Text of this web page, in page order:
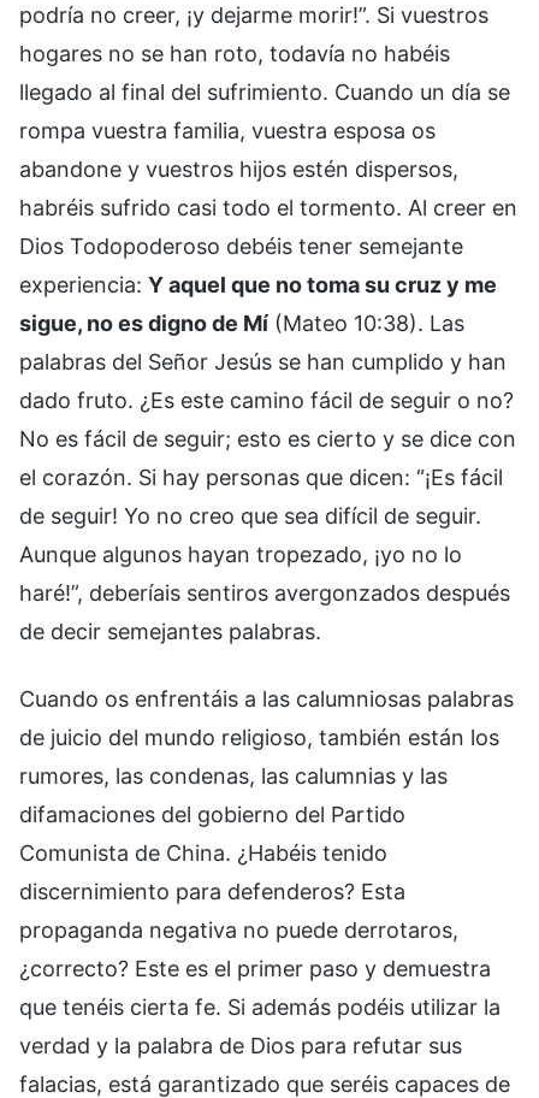
podría no creer, ¡y dejarme morir!”. Si vuestros
hogares no se han roto, todavía no habéis
llegado al final del sufrimiento. Cuando un día se
rompa vuestra familia, vuestra esposa os
abandone y vuestros hijos estén dispersos,
habréis sufrido casi todo el tormento. Al creer en
Dios Todopoderoso debéis tener semejante
experiencia: Y aquel que no toma su cruz y me
sigue, no es digno de Mí (Mateo 10:38). Las
palabras del Señor Jesús se han cumplido y han
dado fruto. ¿Es este camino fácil de seguir o no?
No es fácil de seguir; esto es cierto y se dice con
el corazón. Si hay personas que dicen: “¡Es fácil
de seguir! Yo no creo que sea difícil de seguir.
Aunque algunos hayan tropezado, ¡yo no lo
haré!”, deberíais sentiros avergonzados después
de decir semejantes palabras.
Cuando os enfrentáis a las calumniosas palabras
de juicio del mundo religioso, también están los
rumores, las condenas, las calumnias y las
difamaciones del gobierno del Partido
Comunista de China. ¿Habéis tenido
discernimiento para defenderos? Esta
propaganda negativa no puede derrotaros,
¿correcto? Este es el primer paso y demuestra
que tenéis cierta fe. Si además podéis utilizar la
verdad y la palabra de Dios para refutar sus
falacias, está garantizado que seréis capaces de